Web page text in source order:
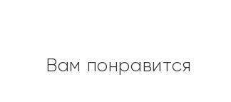
Вам понравится